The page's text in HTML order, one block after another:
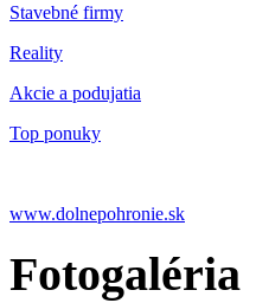
Stavebné firmy
Reality
Akcie a podujatia
Top ponuky
www.dolnepohronie.sk
Fotogaléria